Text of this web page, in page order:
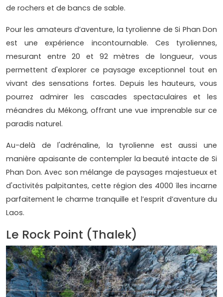
de rochers et de bancs de sable.
Pour les amateurs d’aventure, la tyrolienne de Si Phan Don
est une expérience incontournable. Ces tyroliennes,
mesurant entre 20 et 92 mètres de longueur, vous
permettent d'explorer ce paysage exceptionnel tout en
vivant des sensations fortes. Depuis les hauteurs, vous
pourrez admirer les cascades spectaculaires et les
méandres du Mékong, offrant une vue imprenable sur ce
paradis naturel.
Au-delà de l'adrénaline, la tyrolienne est aussi une
manière apaisante de contempler la beauté intacte de Si
Phan Don. Avec son mélange de paysages majestueux et
d'activités palpitantes, cette région des 4000 îles incarne
parfaitement le charme tranquille et l’esprit d’aventure du
Laos.
Le Rock Point (Thalek)